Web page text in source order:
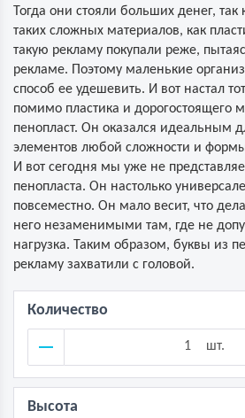
Тогда они стояли больших денег, так
таких сложных материалов, как
такую рекламу покупали реже,
рекламе. Поэтому маленькие
способ ее удешевить. И вот настал
помимо пластика и дорогостоящего
пенопласт. Он оказался идеальным
элементов любой сложности и
И вот сегодня мы уже не
пенопласта. Он настолько
повсеместно. Он мало весит, что
него незаменимыми там, где не
нагрузка. Таким образом, буквы из
рекламу захватили с головой.
Количество
шт.
Высота